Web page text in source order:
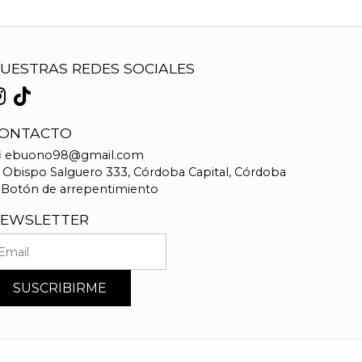
REDES SOCIALES
ebuono98@gmail.com
Obispo Salguero 333, Córdoba Capital, Córdoba
Botón de arrepentimiento
SUSCRIBIRME